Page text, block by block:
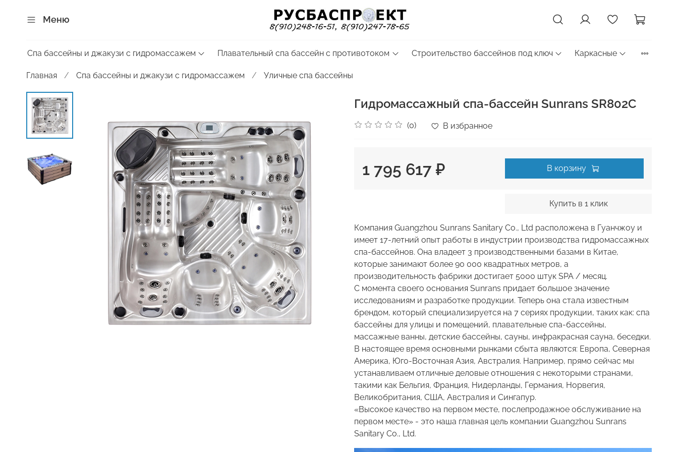
Меню
Спа бассейны и джакузи с гидромассажем Плавательный спа бассейн с противотоком Строительство бассейнов под ключ Каркасные
Главная Спа бассейны и джакузи с гидромассажем Уличные спа бассейны
Гидромассажный спа-бассейн Sunrans SR802C
(0) В избранное
1 795 617 ₽ В корзину
Купить в 1 клик
Компания Guangzhou Sunrans Sanitary Co., Ltd расположена в Гуанчжоу и
имеет 17-летний опыт работы в индустрии производства гидромассажных
спа-бассейнов. Она владеет 3 производственными базами в Китае,
которые занимают более 90 000 квадратных метров, а
производительность фабрики достигает 5000 штук SPA / месяц.
С момента своего основания Sunrans придает большое значение
исследованиям и разработке продукции. Теперь она стала известным
брендом, который специализируется на 7 сериях продукции, таких как: спа
бассейны для улицы и помещений, плавательные спа-бассейны,
массажные ванны, детские бассейны, сауны, инфракрасная сауна, беседки.
В настоящее время основными рынками сбыта являются: Европа, Северная
Америка, Юго-Восточная Азия, Австралия. Например, прямо сейчас мы
устанавливаем отличные деловые отношения с некоторыми странами,
такими как Бельгия, Франция, Нидерланды, Германия, Норвегия,
Великобритания, США, Австралия и Сингапур.
«Высокое качество на первом месте, послепродажное обслуживание на
первом месте» - это наша главная цель компании Guangzhou Sunrans
Sanitary Co., Ltd.